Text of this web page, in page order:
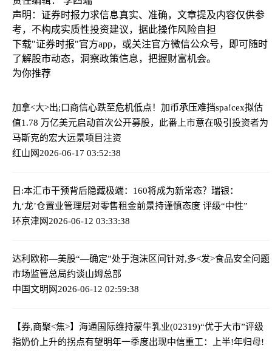
声明：证券时报力求信息真实、准确，文章提及内容仅供参
考，不构成实质性投资建议，据此操作风险自担
下载"证券时报"官方app，或关注官方微信公众号，即可随时
了解股市动态，洞察政策信息，把握财富机会。
为你推荐
加拿<大>出;口商信心跌至危机低点！加币承压难挡spa!cex拟估
值1.78 万亿美元启动首次公开募股，此番上市意在吸引投资者为
马斯克的宏大远景项目注资
红山网2026-06-17 03:52:38
日:本汇市干预背后隐藏极端：160将成为新常态？ 瑞银：
九‘龙’仓置业管理层对零售租金前景持谨慎态度 评级“中性”
环京津网2026-06-12 03:33:38
达利欧称—美股“—确定”处于泡沫区间针对,多<发>食品安全问题
市场监管总局约谈山姆总部
中国文明网2026-06-12 02:59:38
【券,商聚<焦>】海通国际维持蒙牛乳业(02319)“优于大市”评级
指奶价上升的拐点有望明年一季度出现中信重工：上半!年归母!